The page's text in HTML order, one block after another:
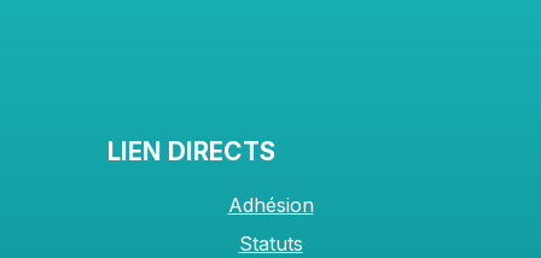
LIEN DIRECTS
Adhésion
Statuts